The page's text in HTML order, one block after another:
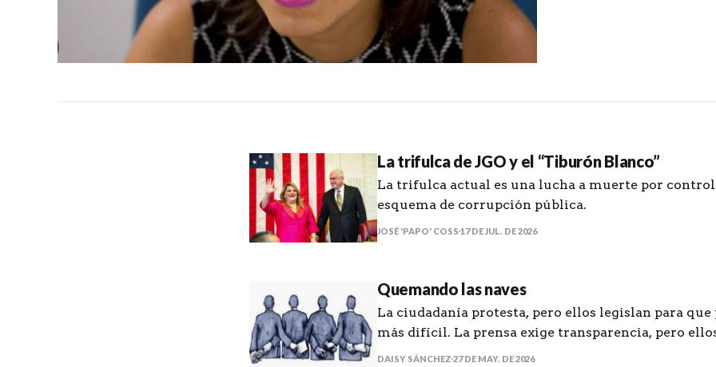
La trifulca de JGO y el “Tiburón Blanco”
La trifulca actual es una lucha a muerte por
esquema de corrupción pública.
JOSÉ 'PAPO' COSS 17 DE JUL. DE 2026
Quemando las naves
La ciudadanía protesta, pero ellos legislan para que
más difícil. La prensa exige transparencia, pero
puertas...
DAISY SÁNCHEZ 27 DE MAY. DE 2026